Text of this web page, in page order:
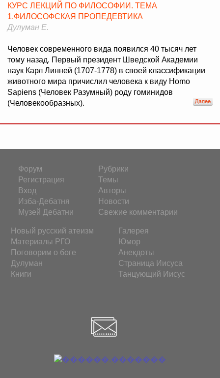
КУРС ЛЕКЦИЙ ПО ФИЛОСОФИИ. ТЕМА
1.ФИЛОСОФСКАЯ ПРОПЕДЕВТИКА
Дулуман Е.
Человек современного вида появился 40 тысяч лет
тому назад. Первый президент Шведской Академии
наук Карл Линней (1707-1778) в своей классификации
животного мира причислил человека к виду Homo
Sapiens (Человек Разумный) роду гоминидов
(Человекообразных).
Форум
Регистрация
Вход
Изба-Дебатня
Музей Дебатни
Рубрики
Темы
Авторы
Новости
Свежие комментарии
Новый русский атеизм
Материалы РГО
Поговорим о боге
Дулуман
Книги
Галерея
Юмор
Анекдоты
Страница Иисуса
Танцующий Иисус